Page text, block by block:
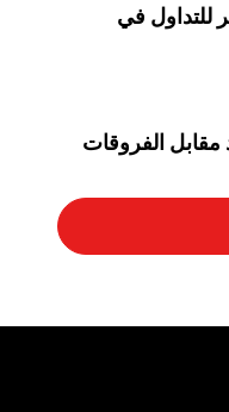
في
مقابل الفروقات